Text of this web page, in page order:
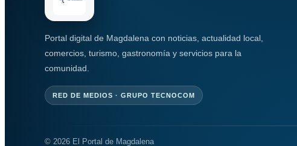
Portal digital de Magdalena con noticias, actualidad local,
comercios, turismo, gastronomía y servicios para la
comunidad.
RED DE MEDIOS · GRUPO TECNOCOM
© 2026 El Portal de Magdalena